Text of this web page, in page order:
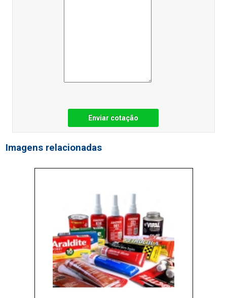
Enviar cotação
Imagens relacionadas